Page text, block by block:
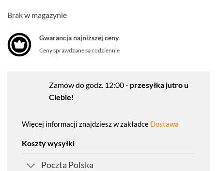
Brak w magazynie
Gwarancja najniższej ceny
Ceny sprawdzane są codziennie
Zamów do godz. 12:00 - przesyłka jutro u
Ciebie!
Więcej informacji znajdziesz w zakładce Dostawa
Koszty wysyłki
Poczta Polska